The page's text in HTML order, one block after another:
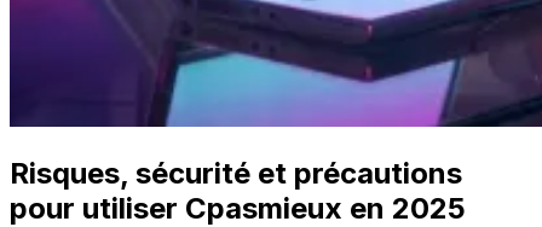
Risques, sécurité et précautions
pour utiliser Cpasmieux en 2025